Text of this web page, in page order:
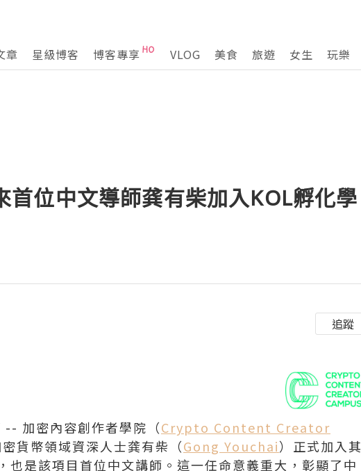
章 星級博客 博客專享 VLOG 美食 旅遊 女生 玩樂
首位中文導師龚有柴加入KOL孵化學
追蹤
加密內容創作者學院（Crypto Content Creator
密貨幣領域資深人士龚有柴（Gong Youchai）正式加入其
也是該項目首位中文講師。這一任命意義重大，彰顯了中